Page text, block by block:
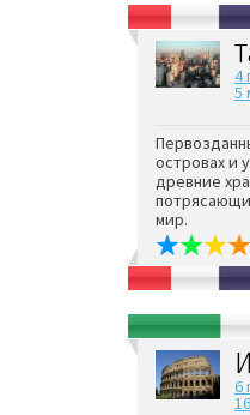
4
5
островах и
древние
мир.
6